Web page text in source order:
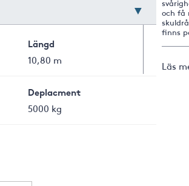
Längd
10,80 m
Deplacment
5000 kg
och få
finns
Läs